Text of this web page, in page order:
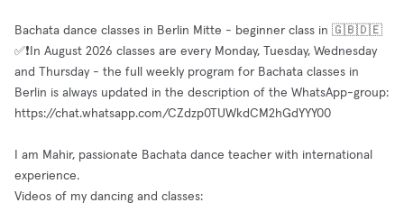
Bachata dance classes in Berlin Mitte - beginner class in 🇬🇧🇩🇪
✅❗️In August 2026 classes are every Monday, Tuesday, Wednesday
and Thursday - the full weekly program for Bachata classes in
Berlin is always updated in the description of the WhatsApp-group:
https://chat.whatsapp.com/CZdzp0TUWkdCM2hGdYYY00
I am Mahir, passionate Bachata dance teacher with international
experience.
Videos of my dancing and classes: